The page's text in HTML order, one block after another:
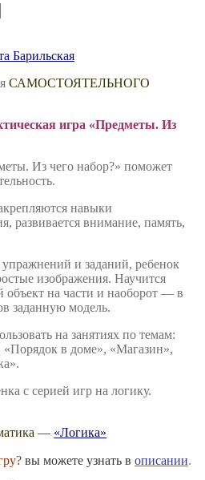
Барильская
САМОСТОЯТЕЛЬНОГО
игра «Предметы. Из
Из чего набор?» поможет
навыки
развивается внимание, память,
упражнений и заданий, ребенок
изображения. Научится
объект на части и наоборот — в
заданную модель.
на занятиях по темам:
в доме», «Магазин»,
с серией игр на логику.
— «Логика»
вы можете узнать в описании.